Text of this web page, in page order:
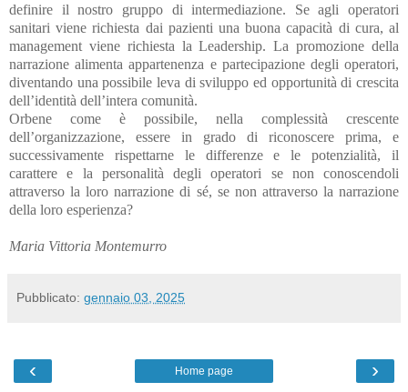
definire il nostro gruppo di intermediazione. Se agli operatori
sanitari viene richiesta dai pazienti una buona capacità di cura, al
management viene richiesta la Leadership. La promozione della
narrazione alimenta appartenenza e partecipazione degli operatori,
diventando una possibile leva di sviluppo ed opportunità di crescita
dell’identità dell’intera comunità.
Orbene come è possibile, nella complessità crescente
dell’organizzazione, essere in grado di riconoscere prima, e
successivamente rispettarne le differenze e le potenzialità, il
carattere e la personalità degli operatori se non conoscendoli
attraverso la loro narrazione di sé, se non attraverso la narrazione
della loro esperienza?
Maria Vittoria Montemurro
Pubblicato: gennaio 03, 2025
‹ ›
Home page